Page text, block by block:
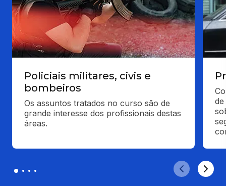
Policiais militares, civis e
bombeiros
Os assuntos tratados no curso são de
grande interesse dos profissionais destas
áreas.